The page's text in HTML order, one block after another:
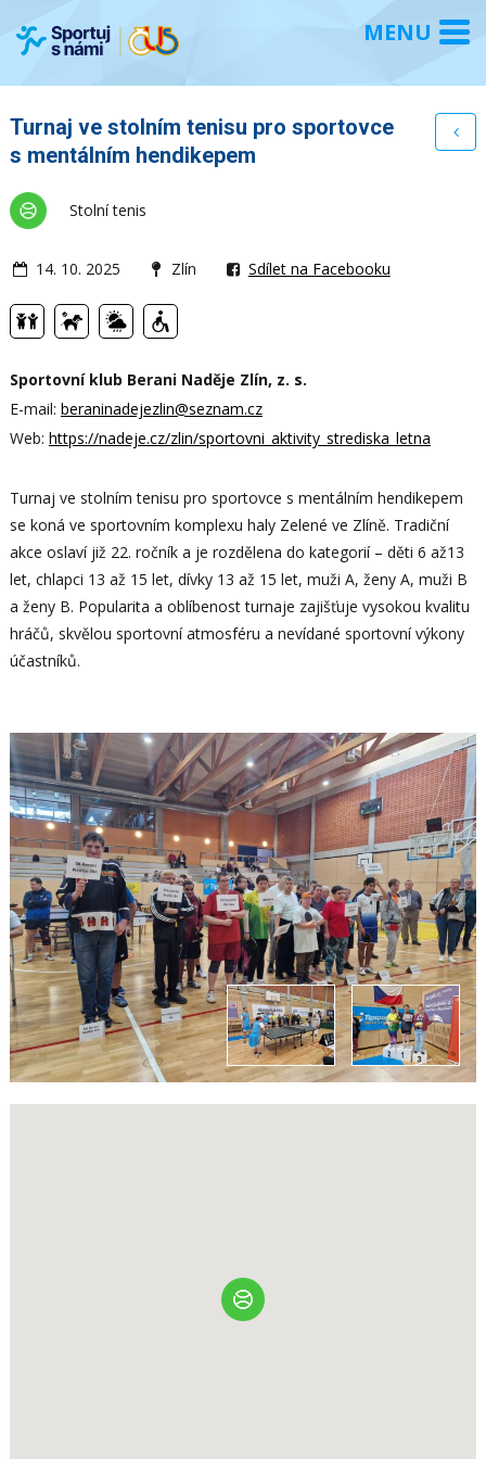
Turnaj ve stolním tenisu pro sportovce
s mentálním hendikepem
Stolní tenis
14. 10. 2025 Zlín Sdílet na Facebooku
Sportovní klub Berani Naděje Zlín, z. s.
E-mail: beraninadejezlin@seznam.cz
Web: https://nadeje.cz/zlin/sportovni_aktivity_strediska_letna
Turnaj ve stolním tenisu pro sportovce s mentálním hendikepem
se koná ve sportovním komplexu haly Zelené ve Zlíně. Tradiční
akce oslaví již 22. ročník a je rozdělena do kategorií – děti 6 až13
let, chlapci 13 až 15 let, dívky 13 až 15 let, muži A, ženy A, muži B
a ženy B. Popularita a oblíbenost turnaje zajišťuje vysokou kvalitu
hráčů, skvělou sportovní atmosféru a nevídané sportovní výkony
účastníků.